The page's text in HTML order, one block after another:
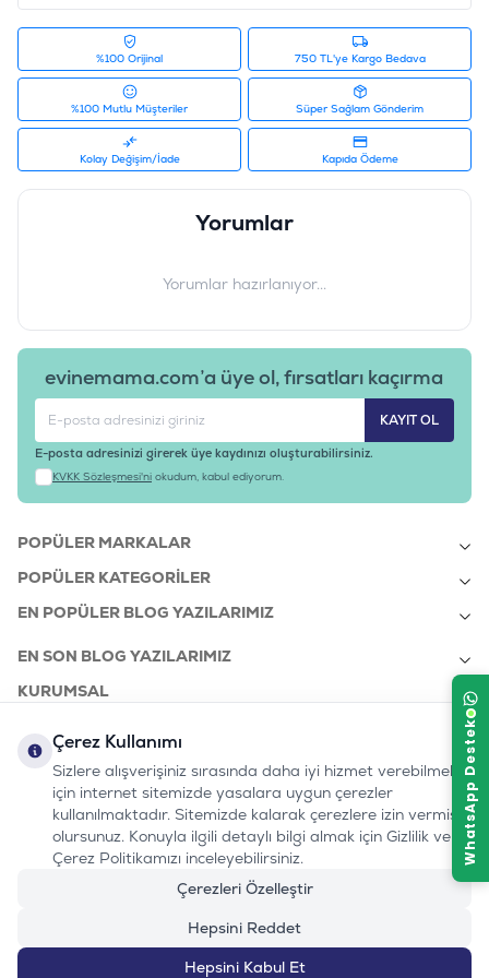
1.391TL
Ürün Filtreleri
İçerik
:
Kuzu Etli, Yaban Mersinli, Balkabaklı
Tedarikçi Ürün Kodu
: ND222
%100 Orijinal 750 TL'ye Kargo Bedava
%100 Mutlu Müşteriler Süper Sağlam Gönderim
Kolay Değişim/İade Kapıda Ödeme
Yorumlar
Yorumlar hazırlanıyor...
evinemama.com’a üye ol, fırsatları kaçırma
KAYIT OL
E-posta adresinizi girerek üye kaydınızı oluşturabilirsiniz.
KVKK Sözleşmesi'ni okudum, kabul ediyorum.
POPÜLER MARKALAR
POPÜLER KATEGORILER
EN POPÜLER BLOG YAZILARIMIZ
EN SON BLOG YAZILARIMIZ
KURUMSAL
bizi takip edin:
Instagram
Youtube
TiktokFacebook
Linkedin
www.evinemama.com
pati@evinemama.com
0232 7000 212
%100 MUTLU
MÜŞTERI HATTI
(haftaiçi 09.00-17.00)
Çerez Kullanımı
Sizlere alışverişiniz sırasında daha iyi hizmet verebilmek
için internet sitemizde yasalara uygun çerezler
kullanılmaktadır. Sitemizde kalarak çerezlere izin vermiş
olursunuz. Konuyla ilgili detaylı bilgi almak için Gizlilik ve
Çerez Politikamızı inceleyebilirsiniz.
Çerezleri Özelleştir
Hepsini Reddet
Hepsini Kabul Et